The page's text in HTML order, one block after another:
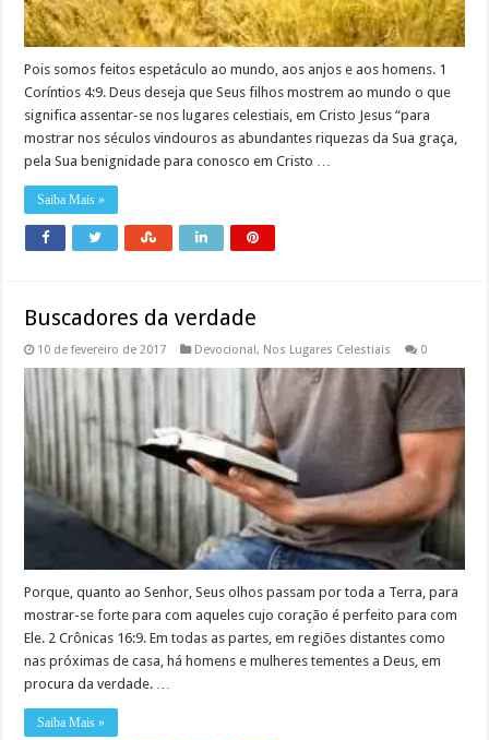
Pois somos feitos espetáculo ao mundo, aos anjos e aos homens. 1
Coríntios 4:9. Deus deseja que Seus filhos mostrem ao mundo o que
significa assentar-se nos lugares celestiais, em Cristo Jesus “para
mostrar nos séculos vindouros as abundantes riquezas da Sua graça,
pela Sua benignidade para conosco em Cristo …
Saiba Mais »
Buscadores da verdade
10 de fevereiro de 2017 Devocional, Nos Lugares Celestiais 0
Porque, quanto ao Senhor, Seus olhos passam por toda a Terra, para
mostrar-se forte para com aqueles cujo coração é perfeito para com
Ele. 2 Crônicas 16:9. Em todas as partes, em regiões distantes como
nas próximas de casa, há homens e mulheres tementes a Deus, em
procura da verdade. …
Saiba Mais »